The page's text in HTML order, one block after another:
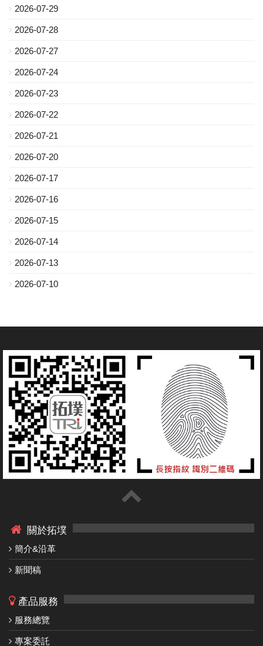
2026-07-29
2026-07-28
2026-07-27
2026-07-24
2026-07-23
2026-07-22
2026-07-21
2026-07-20
2026-07-17
2026-07-16
2026-07-15
2026-07-14
2026-07-13
2026-07-10
關於拓墣
簡介&沿革
新聞稿
產品服務
服務總覽
專案委託